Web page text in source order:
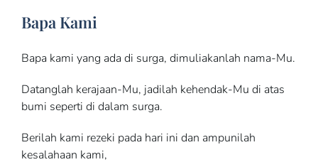
Bapa Kami
Bapa kami yang ada di surga, dimuliakanlah nama-Mu.
Datanglah kerajaan-Mu, jadilah kehendak-Mu di atas
bumi seperti di dalam surga.
Berilah kami rezeki pada hari ini dan ampunilah
kesalahaan kami,